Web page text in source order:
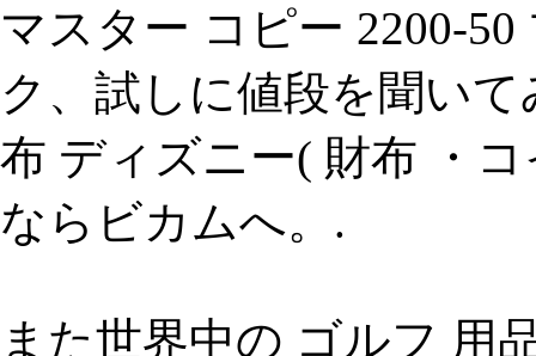
マスター コピー 2200-
ク、試しに値段を聞い
布 ディズニー( 財布 ・
ならビカムへ。.
また世界中の ゴルフ 用